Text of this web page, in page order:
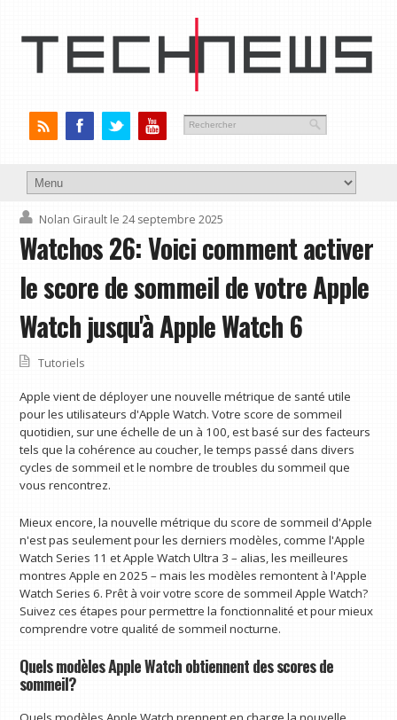
Nolan Girault le 24 septembre 2025
Watchos 26: Voici comment activer
le score de sommeil de votre Apple
Watch jusqu'à Apple Watch 6
Tutoriels
Apple vient de déployer une nouvelle métrique de santé utile
pour les utilisateurs d'Apple Watch. Votre score de sommeil
quotidien, sur une échelle de un à 100, est basé sur des facteurs
tels que la cohérence au coucher, le temps passé dans divers
cycles de sommeil et le nombre de troubles du sommeil que
vous rencontrez.
Mieux encore, la nouvelle métrique du score de sommeil d'Apple
n'est pas seulement pour les derniers modèles, comme l'Apple
Watch Series 11 et Apple Watch Ultra 3 – alias, les meilleures
montres Apple en 2025 – mais les modèles remontent à l'Apple
Watch Series 6. Prêt à voir votre score de sommeil Apple Watch?
Suivez ces étapes pour permettre la fonctionnalité et pour mieux
comprendre votre qualité de sommeil nocturne.
Quels modèles Apple Watch obtiennent des scores de
sommeil?